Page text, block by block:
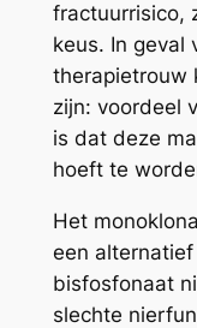
fractuurrisico,
keus. In geval
therapietrouw
zijn: voordeel
is dat deze
hoeft te
Het
een
bisfosfonaat
slechte